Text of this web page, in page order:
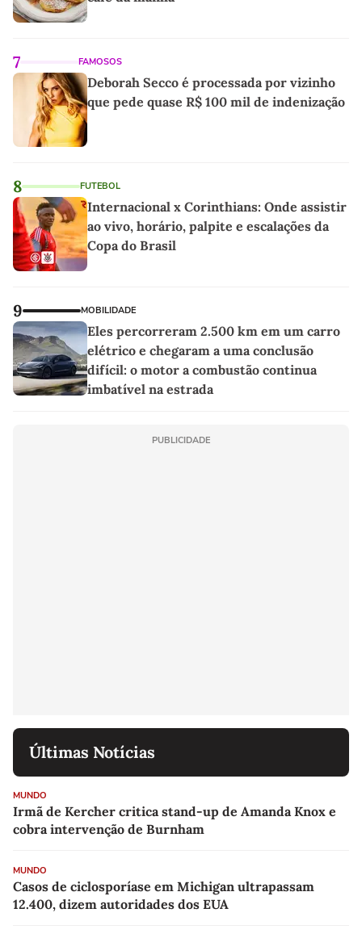
7 FAMOSOS
Deborah Secco é processada por vizinho
que pede quase R$ 100 mil de indenização
8 FUTEBOL
Internacional x Corinthians: Onde assistir
ao vivo, horário, palpite e escalações da
Copa do Brasil
9 MOBILIDADE
Eles percorreram 2.500 km em um carro
elétrico e chegaram a uma conclusão
difícil: o motor a combustão continua
imbatível na estrada
PUBLICIDADE
Últimas Notícias
MUNDO
Irmã de Kercher critica stand-up de Amanda Knox e
cobra intervenção de Burnham
MUNDO
Casos de ciclosporíase em Michigan ultrapassam
12.400, dizem autoridades dos EUA